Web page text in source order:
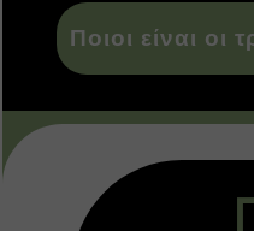
Ποιοι είναι